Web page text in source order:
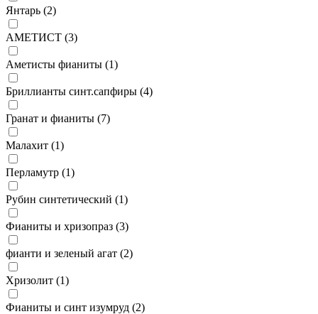
Янтарь (2)
АМЕТИСТ (3)
Аметисты фианиты (1)
Бриллианты синт.сапфиры (4)
Гранат и фианиты (7)
Малахит (1)
Перламутр (1)
Рубин синтетический (1)
Фианиты и хризопраз (3)
фианти и зеленый агат (2)
Хризолит (1)
Фианиты и синт изумруд (2)